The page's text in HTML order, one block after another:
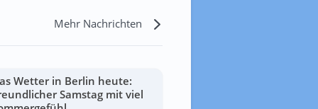
Mehr Nachrichten
Wetter in Berlin heute:
Samstag mit viel